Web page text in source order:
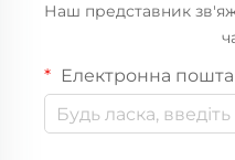
Наш представник
Електронна пошта